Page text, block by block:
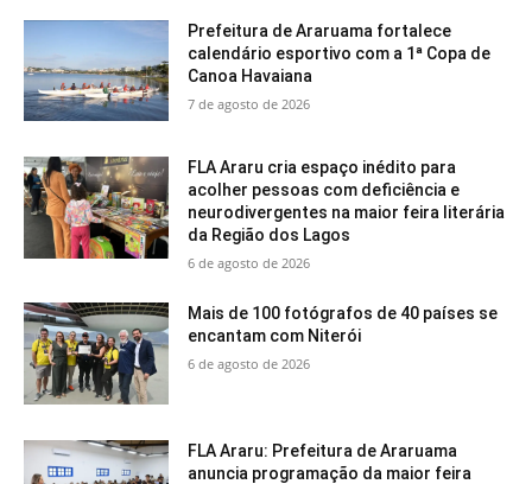
Prefeitura de Araruama fortalece
calendário esportivo com a 1ª Copa de
Canoa Havaiana
7 de agosto de 2026
FLA Araru cria espaço inédito para
acolher pessoas com deficiência e
neurodivergentes na maior feira literária
da Região dos Lagos
6 de agosto de 2026
Mais de 100 fotógrafos de 40 países se
encantam com Niterói
6 de agosto de 2026
FLA Araru: Prefeitura de Araruama
anuncia programação da maior feira